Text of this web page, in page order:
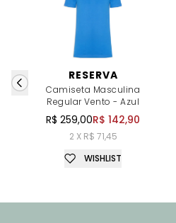
RESERVA
Camiseta Masculina
Regular Vento - Azul
R$ 259,00R$ 142,90
2 X R$ 71,45
WISHLIST